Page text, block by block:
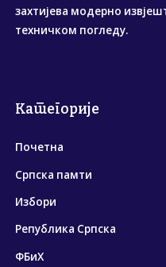
захтијева модерно
техничком погледу.
Категорије
Почетна
Српска памти
Избори
Република Српска
ФБиХ